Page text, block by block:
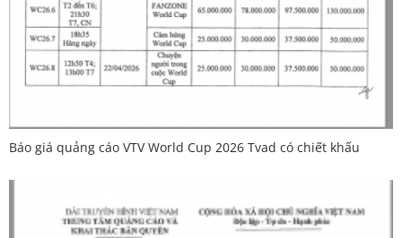
Báo giá quảng cáo VTV World Cup 2026 Tvad có chiết khấu